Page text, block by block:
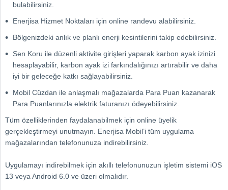
bulabilirsiniz.
Enerjisa Hizmet Noktaları için online randevu alabilirsiniz.
Bölgenizdeki anlık ve planlı enerji kesintilerini takip edebilirsiniz.
Sen Koru ile düzenli aktivite girişleri yaparak karbon ayak izinizi
hesaplayabilir, karbon ayak izi farkındalığınızı artırabilir ve daha
iyi bir geleceğe katkı sağlayabilirsiniz.
Mobil Cüzdan ile anlaşmalı mağazalarda Para Puan kazanarak
Para Puanlarınızla elektrik faturanızı ödeyebilirsiniz.
Tüm özelliklerinden faydalanabilmek için online üyelik
gerçekleştirmeyi unutmayın. Enerjisa Mobil’i tüm uygulama
mağazalarından telefonunuza indirebilirsiniz.
Uygulamayı indirebilmek için akıllı telefonunuzun işletim sistemi iOS
13 veya Android 6.0 ve üzeri olmalıdır.